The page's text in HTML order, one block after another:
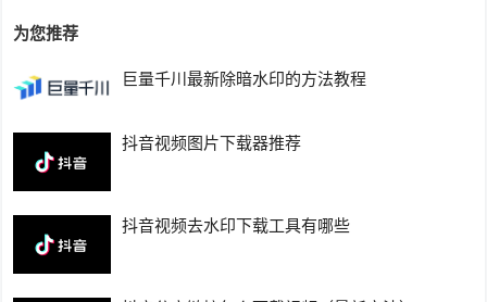
为您推荐
巨量千川最新除暗水印的方法教程
抖音视频图片下载器推荐
抖音视频去水印下载工具有哪些